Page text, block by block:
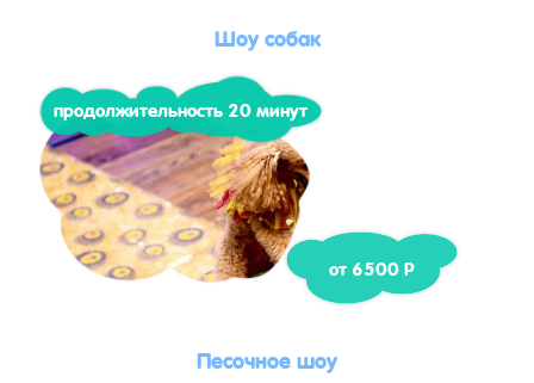
Шоу собак
продолжительность 20 минут
от 6500 Р
Песочное шоу